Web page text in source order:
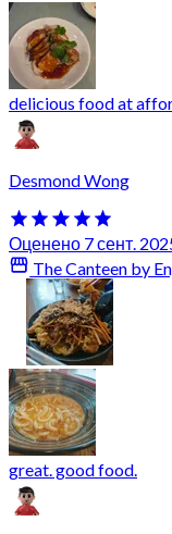
delicious food at
Desmond Wong
Оценено 7 сент.
The Canteen by
great. good food.